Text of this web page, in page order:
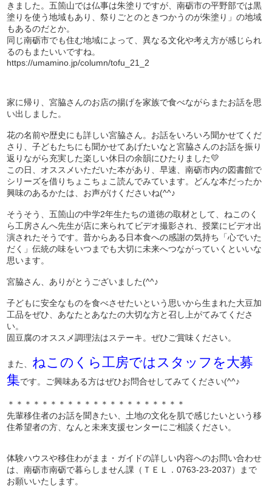
きました。五箇山では仏事は朱塗りですが、南砺市の平野部では黒
塗りを使う地域もあり、祭りごとのときつかうのが朱塗り」の地域
もあるのだとか。
同じ南砺市でも住む地域によって、異なる文化や考え方が感じられ
るのもまたいいですね。
https://umamino.jp/column/tofu_21_2
家に帰り、宮脇さんのお店の揚げを家族で食べながらまたお話を思
い出しました。
花の名前や歴史にも詳しい宮脇さん。お話をいろいろ聞かせてくだ
さり、子どもたちにも聞かせてあげたいなと宮脇さんのお話を振り
返りながら充実した楽しい休日の余韻にひたりました💛
この日、オススメいただいた本があり、早速、南砺市内の図書館で
シリーズを借りちょこちょこ読んでみています。どんな本だったか
興味のあるかたは、お声がけくださいね(^^♪
そうそう、五箇山の中学2年生たちの道徳の取材として、ねこのく
ら工房さんへ先生が店に来られてビデオ撮影され、授業にビデオ出
演されたそうです。昔からある日本食への感謝の気持ち「心でいた
だく」伝統の味をいつまでも大切に未来へつながっていくといいな
思います。
宮脇さん、ありがとうございました(^^♪
子どもに安全なものを食べさせたいという思いから生まれた大豆加
工品をぜひ、あなたとあなたの大切な方と召し上がてみてくださ
い。
固豆腐のオススメ調理法はステーキ。ぜひご賞味ください。
また、 ねこのくら工房ではスタッフを大募
集です。ご興味ある方はぜひお問合せしてみてください(^^♪
＊＊＊＊＊＊＊＊＊＊＊＊＊＊＊＊＊＊＊＊＊
先輩移住者のお話を聞きたい、土地の文化を肌で感じたいという移
住希望者の方、なんと未来支援センターにご相談ください。
体験ハウスや移住わがまま・ガイドの詳しい内容へのお問い合わせ
は、南砺市南砺で暮らしません課（ＴＥＬ．0763-23-2037）まで
お願いいたします。